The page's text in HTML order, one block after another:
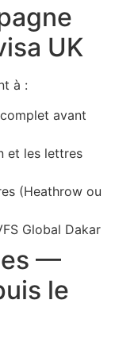
UK
à :
avant
et les lettres
(Heathrow ou
Global Dakar
—
le